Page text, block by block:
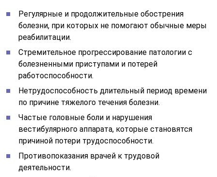
Регулярные и продолжительные обострения
болезни, при которых не помогают обычные меры
реабилитации.
Стремительное прогрессирование патологии с
болезненными приступами и потерей
работоспособности.
Нетрудоспособность длительный период времени
по причине тяжелого течения болезни.
Частые головные боли и нарушения
вестибулярного аппарата, которые становятся
причиной потери трудоспособности.
Противопоказания врачей к трудовой
деятельности.